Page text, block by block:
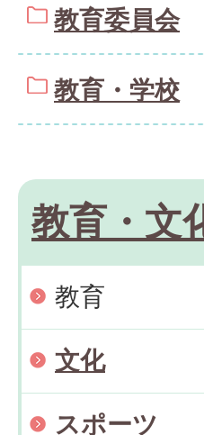
教育委員会
教育・学校
教育・文
教育
文化
スポーツ